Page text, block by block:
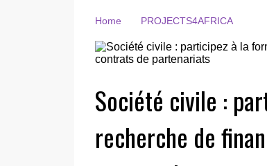
Home PROJECTS4AFRICA
Société civile :
recherche de